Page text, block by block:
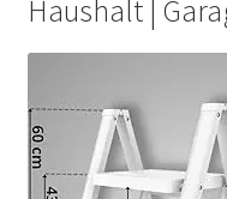
Haushalt |